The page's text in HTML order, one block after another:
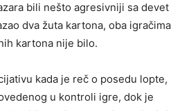
bili nešto agresivniji sa devet
dva žuta kartona, oba igračima
kartona nije bilo.
kada je reč o posedu lopte,
u kontroli igre, dok je